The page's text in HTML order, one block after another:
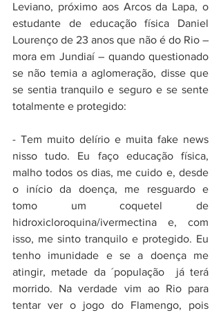
Leviano, próximo aos Arcos da Lapa, o
estudante de educação física Daniel
Lourenço de 23 anos que não é do Rio –
mora em Jundiaí – quando questionado
se não temia a aglomeração, disse que
se sentia tranquilo e seguro e se sente
totalmente e protegido:
- Tem muito delírio e muita fake news
nisso tudo. Eu faço educação física,
malho todos os dias, me cuido e, desde
o início da doença, me resguardo e
tomo um coquetel de
hidroxicloroquina/ivermectina e, com
isso, me sinto tranquilo e protegido. Eu
tenho imunidade e se a doença me
atingir, metade da ´população  já terá
morrido. Na verdade vim ao Rio para
tentar ver o jogo do Flamengo, pois